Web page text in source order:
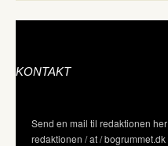
KONTAKT
Send en mail til redaktionen her
redaktionen / at / bogrummet.dk